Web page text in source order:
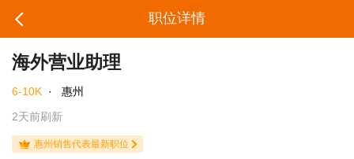
职位详情
海外营业助理
6-10K ·
惠州
2天前刷新
惠州销售代表最新职位